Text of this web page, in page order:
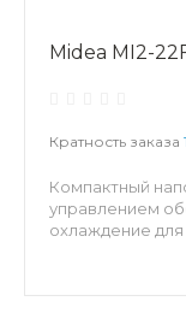
Midea MI2-
Кратность заказа
Компактный
управлением
охлаждение